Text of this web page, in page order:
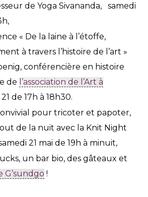
de Yoga Sivananda, samedi
« De la laine à l’étoffe,
à travers l’histoire de l’art »
conférencière en histoire
de l’association de l’Art à
de 17h à 18h30.
pour tricoter et papoter,
de la nuit avec la Knit Night
21 mai de 19h à minuit,
un bar bio, des gâteaux et
G’sundgo !